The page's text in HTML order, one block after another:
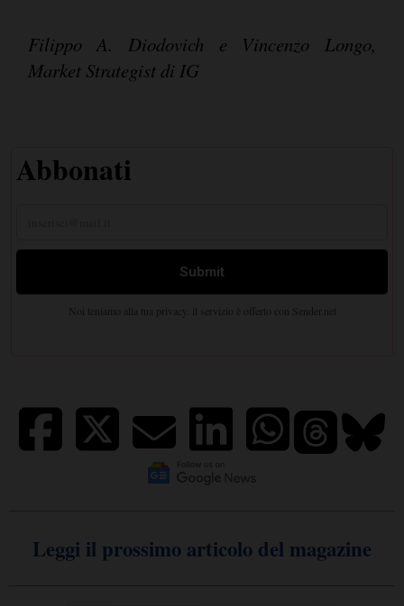
Filippo A. Diodovich e Vincenzo Longo,
Market Strategist di IG
Leggi il prossimo articolo del magazine